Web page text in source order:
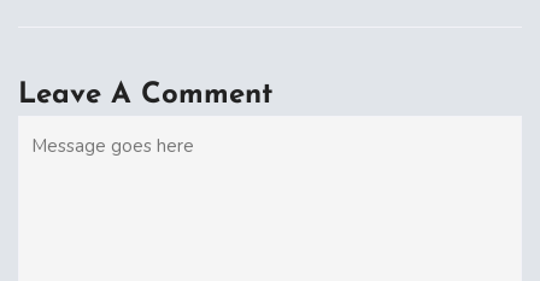
Leave A Comment